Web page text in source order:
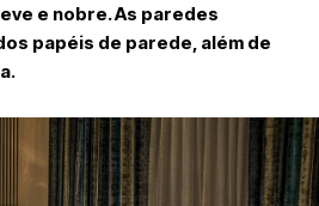
e nobre. As paredes
papéis de parede, além de